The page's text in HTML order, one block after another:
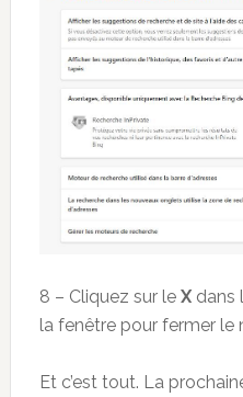
8 – Cliquez sur le X dans
la fenêtre pour fermer le
Et c’est tout. La